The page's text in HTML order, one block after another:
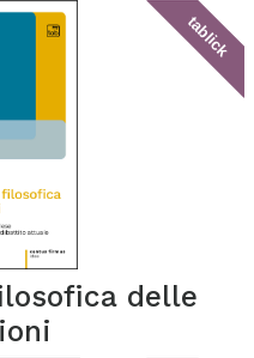
tablick
delle